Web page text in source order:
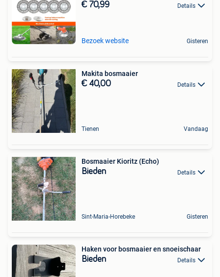
€ 70,99 Details
Bezoek website Gisteren
Makita bosmaaier
€ 40,00 Details
Tienen Vandaag
Bosmaaier Kioritz (Echo)
Bieden Details
Sint-Maria-Horebeke Gisteren
Haken voor bosmaaier en snoeischaar
Bieden Details